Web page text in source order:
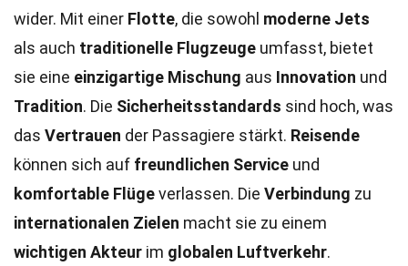
wider. Mit einer Flotte, die sowohl moderne Jets
als auch traditionelle Flugzeuge umfasst, bietet
sie eine einzigartige Mischung aus Innovation und
Tradition. Die Sicherheitsstandards sind hoch, was
das Vertrauen der Passagiere stärkt. Reisende
können sich auf freundlichen Service und
komfortable Flügeverlassen. Die Verbindung zu
internationalen Zielen macht sie zu einem
wichtigen Akteur im globalen Luftverkehr.